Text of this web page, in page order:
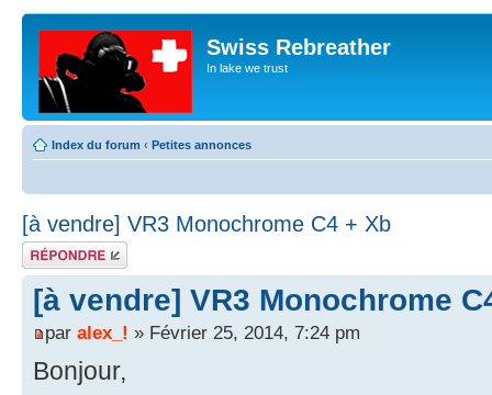
Swiss Rebreather
In lake we trust
Index du forum ‹ Petites annonces
[à vendre] VR3 Monochrome C4 + Xb
Répondre
[à vendre] VR3 Monochrome
par alex_! » Février 25, 2014, 7:24 pm
Bonjour,